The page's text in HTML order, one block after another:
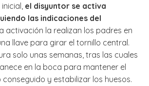
el disyuntor se activa
las indicaciones del
activación la realizan los padres en
llave para girar el tornillo central.
solo unas semanas, tras las cuales
en la boca para mantener el
y estabilizar los huesos.